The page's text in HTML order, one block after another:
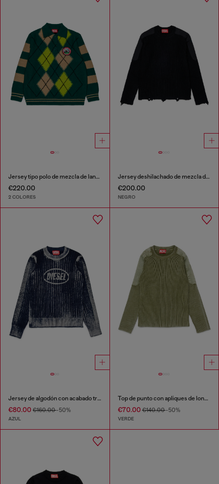
Jersey tipo polo de mezcla de lana con motivo argyle
€220.00
2 COLORES
Jersey deshilachado de mezcla de lana
€200.00
NEGRO
Jersey de algodón con acabado tratado
€80.00 €160.00-50%
AZUL
Top de punto con apliques de lona tonales
€70.00€140.00-50%
VERDE